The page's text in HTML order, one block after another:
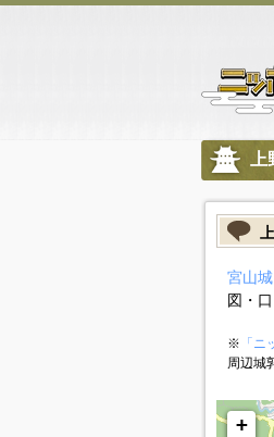
宮山城
図・
※ 「
周辺城
+